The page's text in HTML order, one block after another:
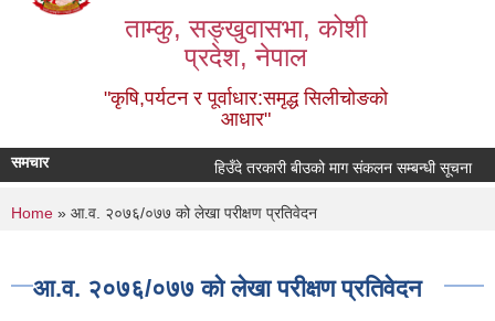
ताम्कु, सङ्‍खुवासभा, कोशी
प्रदेश, नेपाल
"कृषि,पर्यटन र पूर्वाधार:समृद्ध सिलीचोङको
आधार"
समचार हिउँदे तरकारी बीउको माग संकलन सम्बन्धी सूचना
You are here
Home » आ.व. २०७६/०७७ को लेखा परीक्षण प्रतिवेदन
आ.व. २०७६/०७७ को लेखा परीक्षण प्रतिवेदन